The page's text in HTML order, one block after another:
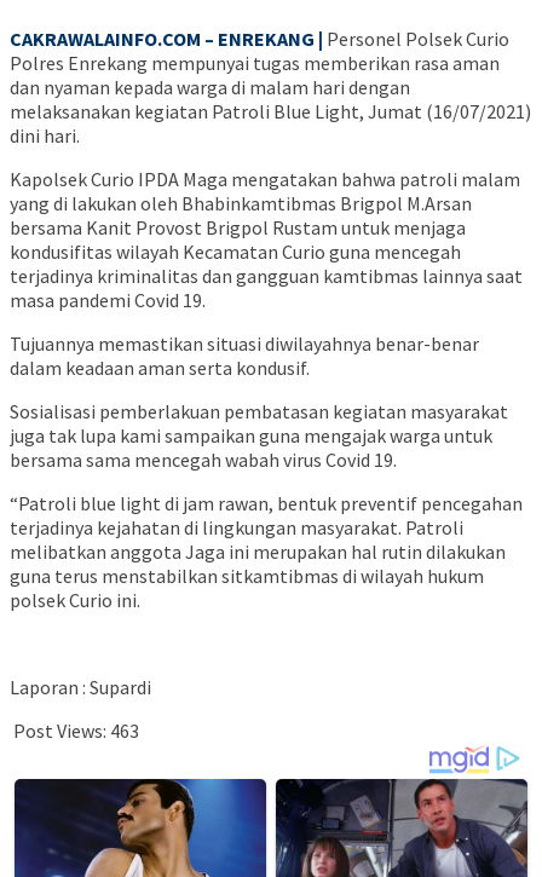
CAKRAWALAINFO.COM – ENREKANG | Personel Polsek Curio
Polres Enrekang mempunyai tugas memberikan rasa aman
dan nyaman kepada warga di malam hari dengan
melaksanakan kegiatan Patroli Blue Light, Jumat (16/07/2021)
dini hari.
Kapolsek Curio IPDA Maga mengatakan bahwa patroli malam
yang di lakukan oleh Bhabinkamtibmas Brigpol M.Arsan
bersama Kanit Provost Brigpol Rustam untuk menjaga
kondusifitas wilayah Kecamatan Curio guna mencegah
terjadinya kriminalitas dan gangguan kamtibmas lainnya saat
masa pandemi Covid 19.
Tujuannya memastikan situasi diwilayahnya benar-benar
dalam keadaan aman serta kondusif.
Sosialisasi pemberlakuan pembatasan kegiatan masyarakat
juga tak lupa kami sampaikan guna mengajak warga untuk
bersama sama mencegah wabah virus Covid 19.
“Patroli blue light di jam rawan, bentuk preventif pencegahan
terjadinya kejahatan di lingkungan masyarakat. Patroli
melibatkan anggota Jaga ini merupakan hal rutin dilakukan
guna terus menstabilkan sitkamtibmas di wilayah hukum
polsek Curio ini.
Laporan : Supardi
Post Views: 463